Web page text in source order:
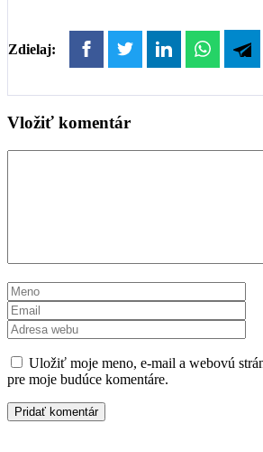
Zdielaj:
Vložiť komentár
Meno
Uložiť moje meno, e-mail a webovú
pre moje budúce komentáre.